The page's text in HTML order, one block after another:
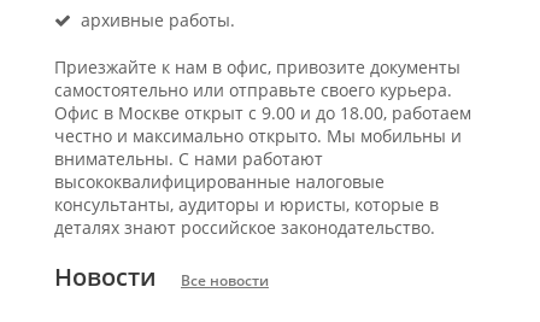
архивные работы.
Приезжайте к нам в офис, привозите документы
самостоятельно или отправьте своего курьера.
Офис в Москве открыт с 9.00 и до 18.00, работаем
честно и максимально открыто. Мы мобильны и
внимательны. С нами работают
высококвалифицированные налоговые
консультанты, аудиторы и юристы, которые в
деталях знают российское законодательство.
Новости Все новости